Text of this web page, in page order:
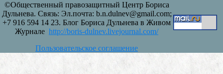
©Общественный правозащитный Центр Бориса
Дульнева. Связь: Эл.почта: b.n.dulnev@gmail.com;
+7 916 594 14 23. Блог Бориса Дульнева в Живом
Журнале http://boris-dulnev.livejournal.com/
Пользовательское соглашение